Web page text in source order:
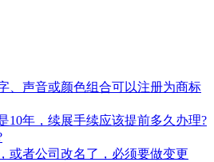
、声音或颜色组合可以注册为商标
10年，续展手续应该提前多久办理?
或者公司改名了，必须要做变更